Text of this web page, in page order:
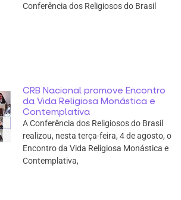
Conferência dos Religiosos do Brasil
CRB Nacional promove Encontro
da Vida Religiosa Monástica e
Contemplativa
A Conferência dos Religiosos do Brasil
realizou, nesta terça-feira, 4 de agosto, o
Encontro da Vida Religiosa Monástica e
Contemplativa,